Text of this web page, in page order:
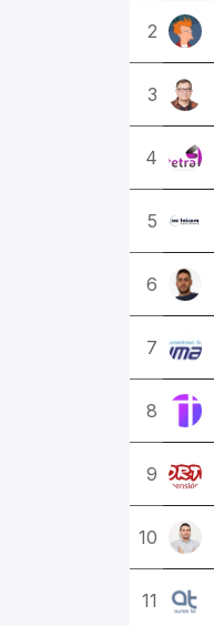
2
3
4
5
6
7
8
9
10
11